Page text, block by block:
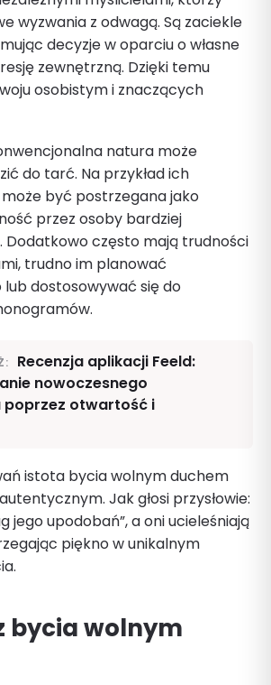
wyzwania z odwagą. Są zaciekle
decyzje w oparciu o własne
zewnętrzną. Dzięki temu
osobistym i znaczących
natura może
do tarć. Na przykład ich
być postrzegana jako
przez osoby bardziej
Dodatkowo często mają trudności
trudno im planować
lub dostosowywać się do
Recenzja aplikacji Feeld:
nowoczesnego
poprzez otwartość i
istota bycia wolnym duchem
Jak głosi przysłowie:
jego upodobań”, a oni ucieleśniają
piękno w unikalnym
bycia wolnym